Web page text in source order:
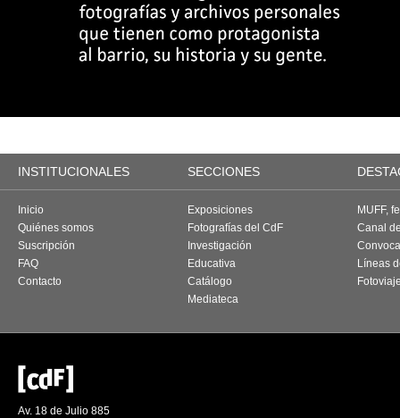
INSTITUCIONALES SECCIONES
Inicio
Quiénes somos
Suscripción
FAQ
Contacto
Exposiciones
Fotografías del CdF
Investigación
Educativa
Catálogo
Mediateca
MUFF,
Canal
Líneas
Av. 18 de Julio 885